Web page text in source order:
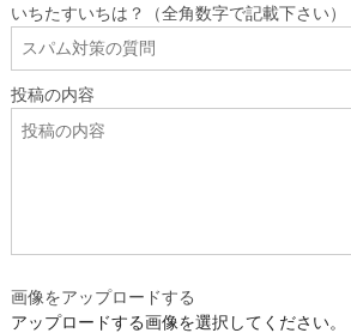
いちたすいちは？（全角数字で記載下さい）
投稿の内容
画像をアップロードする
アップロードする画像を選択してください。